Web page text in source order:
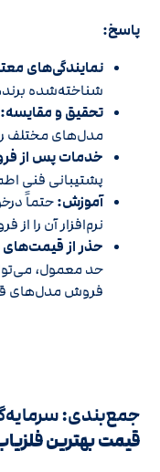
پاسخ:
نمایندگی‌های
شناخته‌شده
تحقیق و مقایسه:
مدل‌های مختلف
خدمات پس از
پشتیبانی فنی
آموزش:حتماً
نرم‌افزار آن را
حذر از قیمت‌های
حد معمول،
فروش مدل‌های
جمع‌بندی:
قیمت بهترین